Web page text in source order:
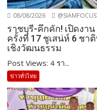
08/08/2026
ราชบุรี-คึกคัก! เปิดงา
ครั้งที่ 17 ชูเสน่ห์ 6 ชา
เชิงวัฒนธรรม
Post Views: 4 รา...
ข่าวทั่วไทย